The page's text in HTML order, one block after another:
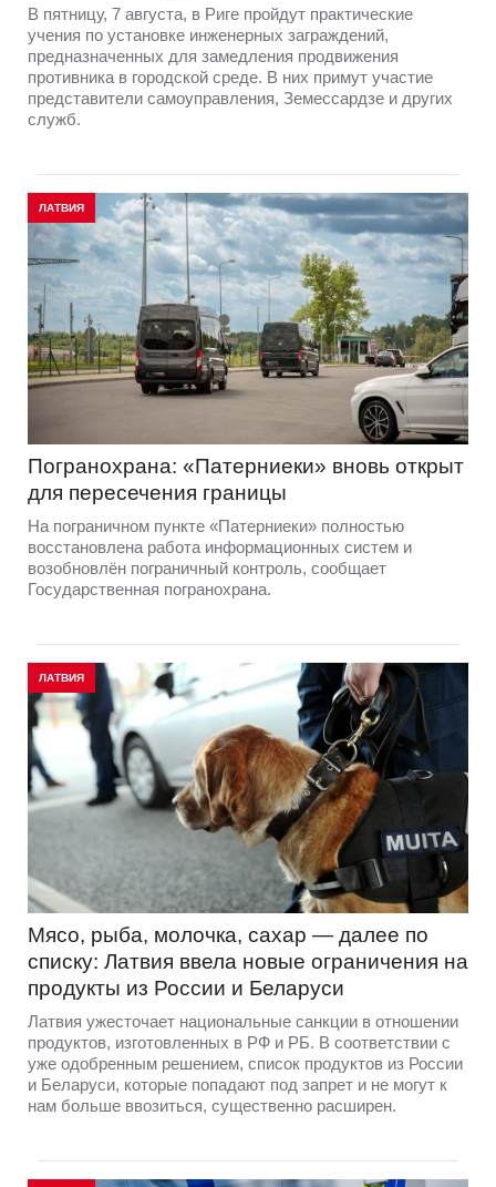
В пятницу, 7 августа, в Риге пройдут практические
учения по установке инженерных заграждений,
предназначенных для замедления продвижения
противника в городской среде. В них примут участие
представители самоуправления, Земессардзе и других
служб.
ЛАТВИЯ
Погранохрана: «Патерниеки» вновь открыт
для пересечения границы
На пограничном пункте «Патерниеки» полностью
восстановлена работа информационных систем и
возобновлён пограничный контроль, сообщает
Государственная погранохрана.
ЛАТВИЯ
Мясо, рыба, молочка, сахар — далее по
списку: Латвия ввела новые ограничения на
продукты из России и Беларуси
Латвия ужесточает национальные санкции в отношении
продуктов, изготовленных в РФ и РБ. В соответствии с
уже одобренным решением, список продуктов из России
и Беларуси, которые попадают под запрет и не могут к
нам больше ввозиться, существенно расширен.